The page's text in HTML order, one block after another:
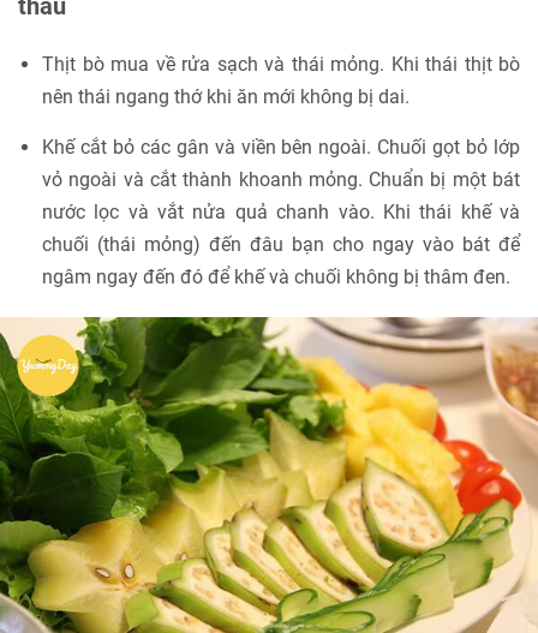
thấu
Thịt bò mua về rửa sạch và thái mỏng. Khi thái thịt bò
nên thái ngang thớ khi ăn mới không bị dai.
Khế cắt bỏ các gân và viền bên ngoài. Chuối gọt bỏ lớp
vỏ ngoài và cắt thành khoanh mỏng. Chuẩn bị một bát
nước lọc và vắt nửa quả chanh vào. Khi thái khế và
chuối (thái mỏng) đến đâu bạn cho ngay vào bát để
ngâm ngay đến đó để khế và chuối không bị thâm đen.